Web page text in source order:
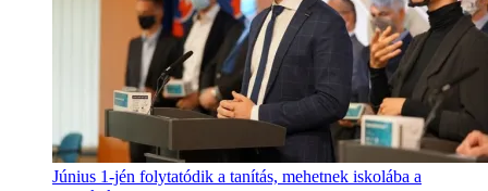
Június 1-jén folytatódik a tanítás, mehetnek iskolába a